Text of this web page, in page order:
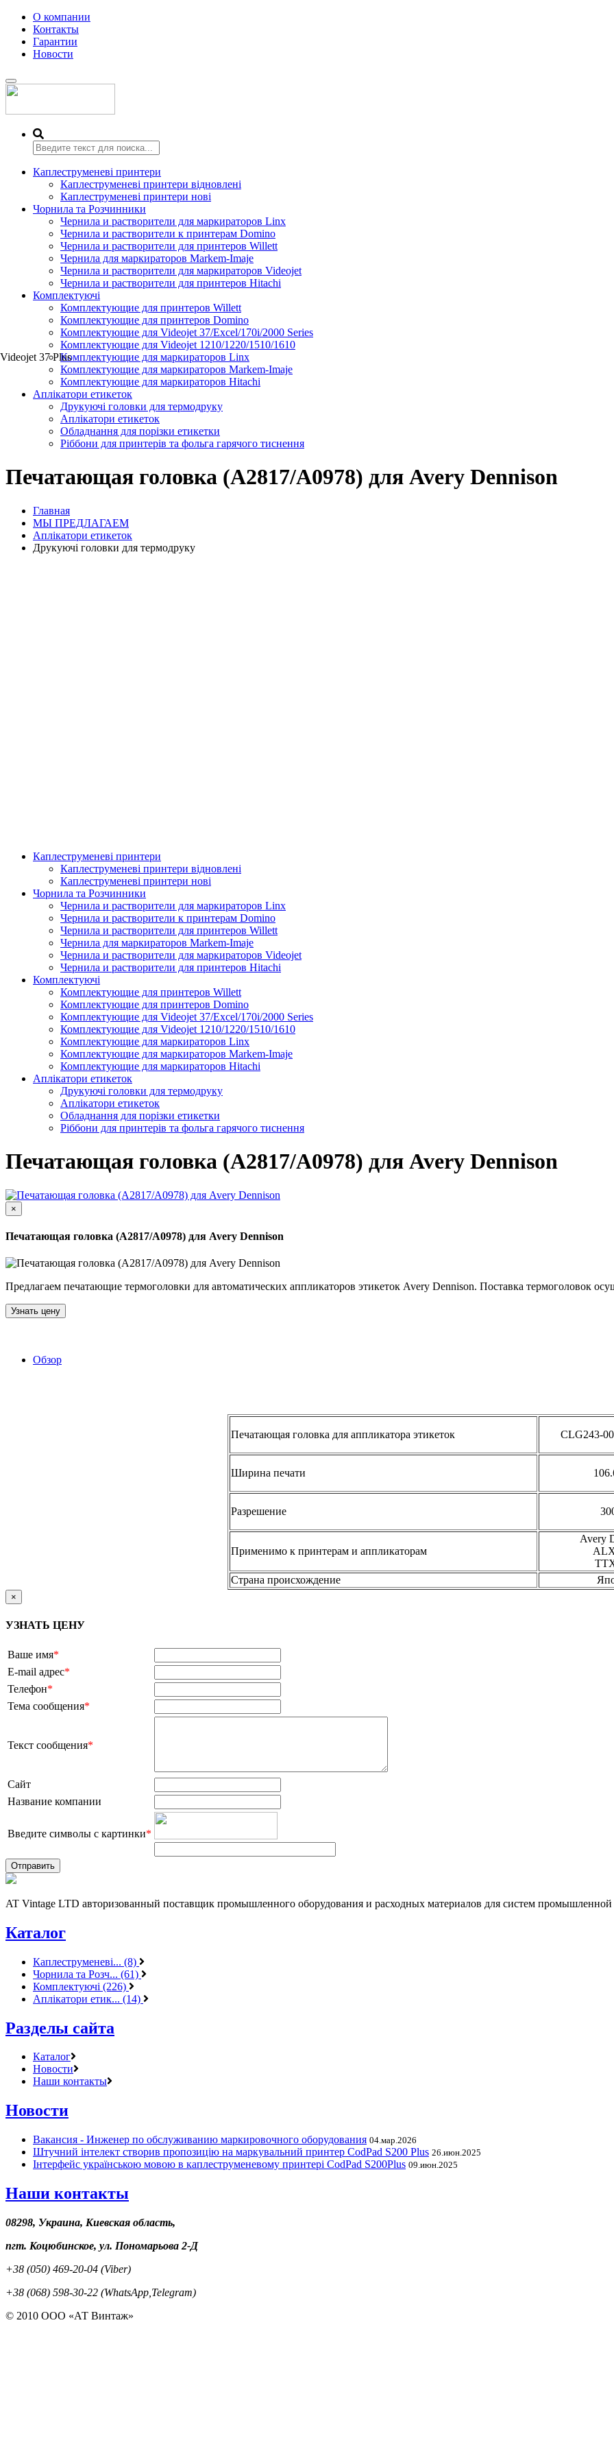
О компании
Контакты
Гарантии
Новости
Переключить
навигацию
Каплеструменеві принтери
Каплеструменеві принтери відновлені
Каплеструменеві принтери нові
Чорнила та Розчинники
Чернила и растворители для маркираторов Linx
Чернила и растворители к принтерам Domino
Чернила и растворители для принтеров Willett
Чернила для маркираторов Markem-Imaje
Чернила и растворители для маркираторов Videojet
Чернила и растворители для принтеров Hitachi
Комплектуючі
Комплектующие для принтеров Willett
Комплектующие для принтеров Domino
Комплектующие для Videojet 37/Excel/170i/2000 Series
Комплектующие для Videojet 1210/1220/1510/1610
Комплектующие для маркираторов Linx
Комплектующие для маркираторов Markem-Imaje
Комплектующие для маркираторов Hitachi
Аплікатори етикеток
Друкуючі головки для термодруку
Аплікатори етикеток
Обладнання для порізки етикетки
Ріббони для принтерів та фольга гарячого тиснення
Печатающая головка (A2817/A0978) для Avery Dennison
Главная
МЫ ПРЕДЛАГАЕМ
Аплікатори етикеток
Друкуючі головки для термодруку
Аплікатор для горизонтальної поклейки етикетки
Подробнее
Каплеструйный принтер CodPad S200 Plus для маркировки продукции
Videojet 37 Plus
Каплеструменеві принтери
Каплеструменеві принтери відновлені
Каплеструменеві принтери нові
Чорнила та Розчинники
Чернила и растворители для маркираторов Linx
Чернила и растворители к принтерам Domino
Чернила и растворители для принтеров Willett
Чернила для маркираторов Markem-Imaje
Чернила и растворители для маркираторов Videojet
Чернила и растворители для принтеров Hitachi
Комплектуючі
Комплектующие для принтеров Willett
Комплектующие для принтеров Domino
Комплектующие для Videojet 37/Excel/170i/2000 Series
Комплектующие для Videojet 1210/1220/1510/1610
Комплектующие для маркираторов Linx
Комплектующие для маркираторов Markem-Imaje
Комплектующие для маркираторов Hitachi
Аплікатори етикеток
Друкуючі головки для термодруку
Аплікатори етикеток
Обладнання для порізки етикетки
Ріббони для принтерів та фольга гарячого тиснення
Печатающая головка (A2817/A0978) для Avery Dennison
×
Печатающая головка (A2817/A0978) для Avery Dennison
Предлагаем печатающие термоголовки для автоматических аппликаторов этикеток Avery Dennison. Поставка термоголовок
Узнать цену
Обзор
Печатающая головка для аппликатора этикеток CLG243-
Ширина печати
Разрешение
Применимо к принтерам и аппликаторам
Avery
Страна происхождение
×
УЗНАТЬ ЦЕНУ
Ваше имя*
E-mail адрес*
Телефон*
Тема сообщения*
Текст сообщения*
Сайт
Название компании
Введите символы с картинки*
AT Vintage LTD авторизованный поставщик промышленного оборудования и расходных материалов для систем
Каталог
Каплеструменеві... (8)
Чорнила та Розч... (61)
Комплектуючі (226)
Аплікатори етик... (14)
Разделы сайта
Каталог
Новости
Наши контакты
Новости
Вакансия - Инженер по обслуживанию маркировочного оборудования 04.мар.2026
Штучний інтелект створив пропозицію на маркувальний принтер CodPad S200 Plus 26.июн.2025
Інтерфейс українською мовою в каплеструменевому принтері CodPad S200Plus 09.июн.2025
Наши контакты
08298, Украина, Киевская область,
пгт. Коцюбинское, ул. Пономарьова 2-Д
+38 (050) 469-20-04 (Viber)
+38 (068) 598-30-22 (WhatsApp,Telegram)
© 2010 ООО «АТ Винтаж»